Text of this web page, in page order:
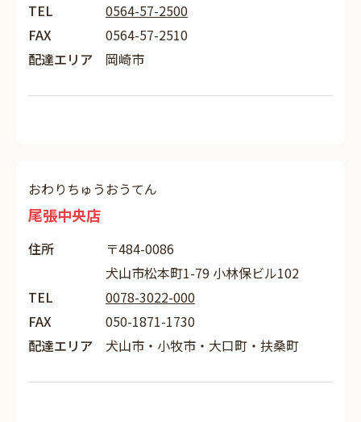
TEL
0564-57-2500
FAX
0564-57-2510
配達エリア
岡崎市
おわりちゅうおうてん
尾張中央店
住所
〒484-0086
犬山市松本町1-79 小林保ビル102
TEL
0078-3022-000
FAX
050-1871-1730
配達エリア
犬山市・小牧市・大口町・扶桑町